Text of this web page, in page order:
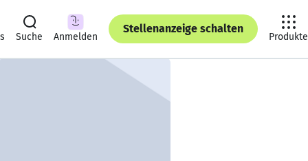
Suche Anmelden
Stellenanzeige schalten
Produkte